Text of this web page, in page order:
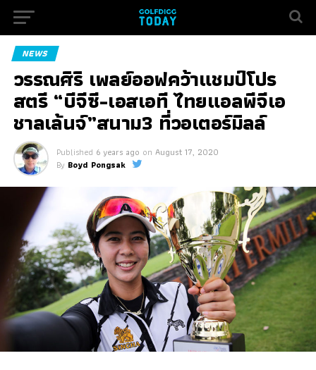
NEWS
วรรณศิริ เพลย์ออฟคว้าแชมป์โปร
สตรี “บีจีซี-เอสเอที ไทยแอลพีจีเอ
ชาลเล้นจ์”สนาม3 ที่วอเตอร์มิลล์
Published 6 years ago on August 17, 2020
By Boyd Pongsak